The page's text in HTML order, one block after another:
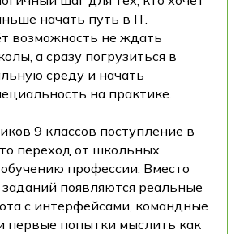
начать путь в IT.
возможность не ждать
а сразу погрузиться в
среду и начать
на практике.
9 классов поступление в
переход от школьных
профессии. Вместо
появляются реальные
с интерфейсами, командные
первые попытки мыслить как